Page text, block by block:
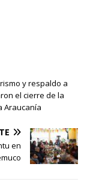
y respaldo a
el cierre de la
Araucanía
en